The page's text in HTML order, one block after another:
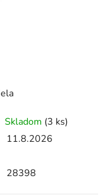
Skladom (3 ks)
11.8.2026
28398